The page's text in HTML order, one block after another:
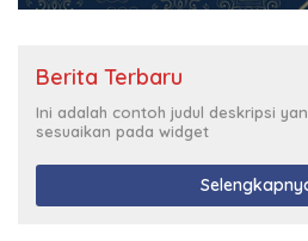
Berita Terbaru
Ini adalah contoh judul deskripsi
sesuaikan pada widget